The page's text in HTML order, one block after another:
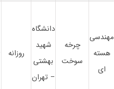
مهندسی
هسته
ای
چرخه
سوخت
دانشگاه
شهید
بهشتی
– تهران
روزانه